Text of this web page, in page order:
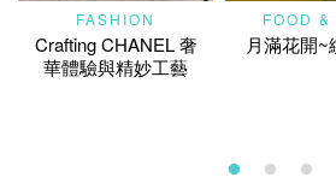
FASHION
Crafting CHANEL 奢
華體驗與精妙工藝
FOOD &
月滿花開~